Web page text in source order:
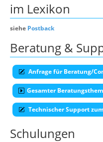
im Lexikon
siehe Postback
Beratung &
Anfrage für Beratung/
Gesamter
Technischer Support
Schulungen